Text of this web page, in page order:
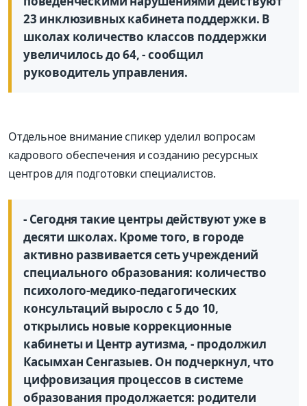
23 инклюзивных кабинета поддержки. В
школах количество классов поддержки
увеличилось до 64, - сообщил
руководитель управления.
Отдельное внимание спикер уделил вопросам
кадрового обеспечения и созданию ресурсных
центров для подготовки специалистов.
- Сегодня такие центры действуют уже в
десяти школах. Кроме того, в городе
активно развивается сеть учреждений
специального образования: количество
психолого-медико-педагогических
консультаций выросло с 5 до 10,
открылись новые коррекционные
кабинеты и Центр аутизма, - продолжил
Касымхан Сенгазыев. Он подчеркнул, что
цифровизация процессов в системе
образования продолжается: родители